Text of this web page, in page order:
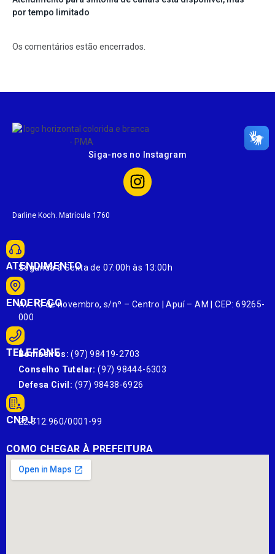
por tempo limitado
Os comentários estão encerrados.
Siga-nos no Instagram
Darline Koch. Matrícula 1760
ATENDIMENTO
Segunda à Sexta de 07:00h às 13:00h
ENDEREÇO
Av. 13 de novembro, s/nº – Centro | Apuí – AM | CEP: 69265-
000
TELEFONE
Bombeiros: (97) 98419-2703
Conselho Tutelar: (97) 98444-6303
Defesa Civil: (97) 98438-6926
CNPJ:
22.812.960/0001-99
COMO CHEGAR À PREFEITURA